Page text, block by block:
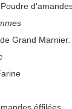
Grand Marnier.
éffilées